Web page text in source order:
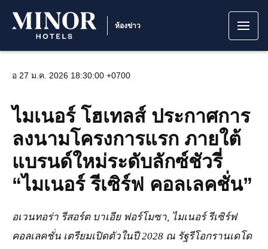
ห้องข่าว
อ 27 ม.ค. 2026 18:30:00 +0700
ไมเนอร์ โฮเทลส์ ประกาศการ
ลงนามโครงการแรก ภายใต้
แบรนด์ใหม่ระดับลักซ์ชัวรี่
“ไมเนอร์ รีเซิร์ฟ คอลเลคชั่น”
อเวนทอร่า รีสอร์ต บาเอีย ฟอร์โมซา, ไมเนอร์ รีเซิร์ฟ
คอลเลคชั่น เตรียมเปิดตัวในปี2028 ณ รัฐรีโอกรานเดโด